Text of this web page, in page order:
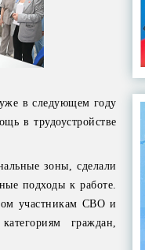
в следующем году
в трудоустройстве
зоны, сделали
подходы к работе.
участникам СВО и
граждан,